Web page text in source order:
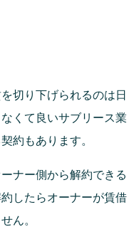
切り下げられるのは日
くて良いサブリース業
約もあります。
ナー側から解約できる
したらオーナーが賃借
ん。